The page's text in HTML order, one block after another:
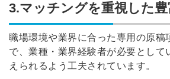
3.マッチングを重視した
職場環境や業界に合った専用の原稿
で、業種・業界経験者が必要として
えられるよう工夫されています。